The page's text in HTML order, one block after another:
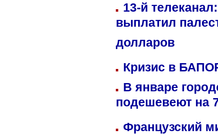
13-й
выплатил
долларов
Кризис в
В январе
подешевеют на
Французский